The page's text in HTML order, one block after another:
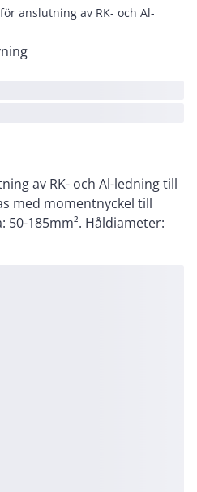
anslutning av RK- och Al-
av RK- och Al-ledning till
med momentnyckel till
50-185mm². Håldiameter: